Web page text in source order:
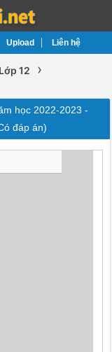
Upload Liên hệ
Lớp 12 ›
học 2022-2023 -
đáp án)